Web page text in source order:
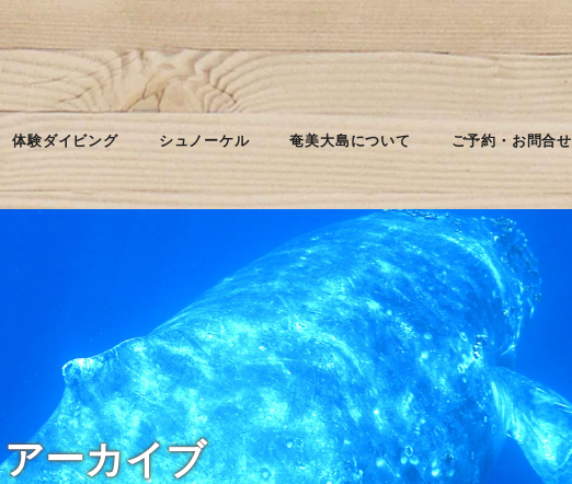
体験ダイビング シュノーケル 奄美大島について ご予約・お問合せ
アーカイブ